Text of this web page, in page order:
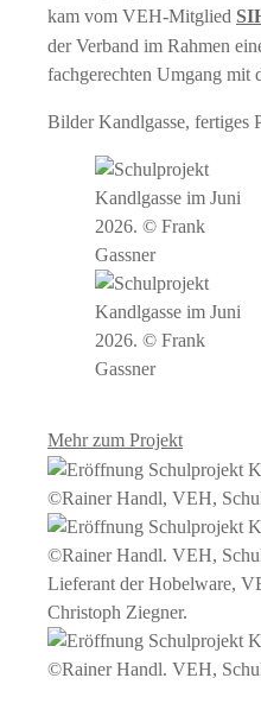
kam vom VEH-Mitglied
der Verband im Rahmen
fachgerechten Umgang mit
Bilder Kandlgasse, fertiges
Mehr zum Projekt
©Rainer Handl, VEH,
©Rainer Handl. VEH,
Lieferant der Hobelware,
Christoph Ziegner.
©Rainer Handl. VEH,